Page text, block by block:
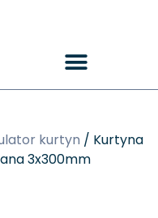
kurtyn / Kurtyna
3x300mm